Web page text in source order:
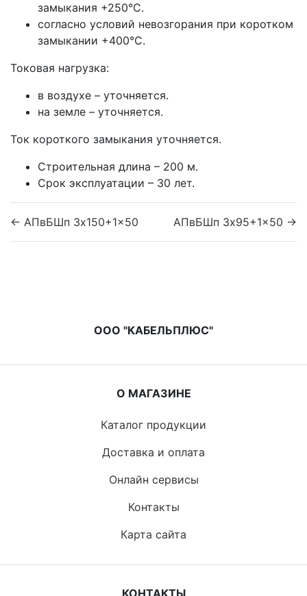
замыкания +250°С.
согласно условий невозгорания при коротком
замыкании +400°С.
Токовая нагрузка:
в воздухе – уточняется.
на земле – уточняется.
Ток короткого замыкания уточняется.
Строительная длина – 200 м.
Срок эксплуатации – 30 лет.
← АПвБШп 3x150+1x50 АПвБШп 3x95+1x50 →
ООО "КАБЕЛЬПЛЮС"
О МАГАЗИНЕ
Каталог продукции
Доставка и оплата
Онлайн сервисы
Контакты
Карта сайта
КОНТАКТЫ